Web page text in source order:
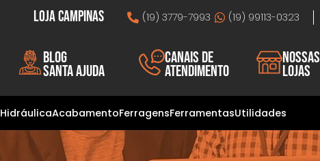
Loja Campinas (19) 3779-7993 (19) 99113-0323
Blog
Santa Ajuda
Canais de
atendimento
Nossas
lojas
HidráulicaAcabamentoFerragensFerramentasUtilidades